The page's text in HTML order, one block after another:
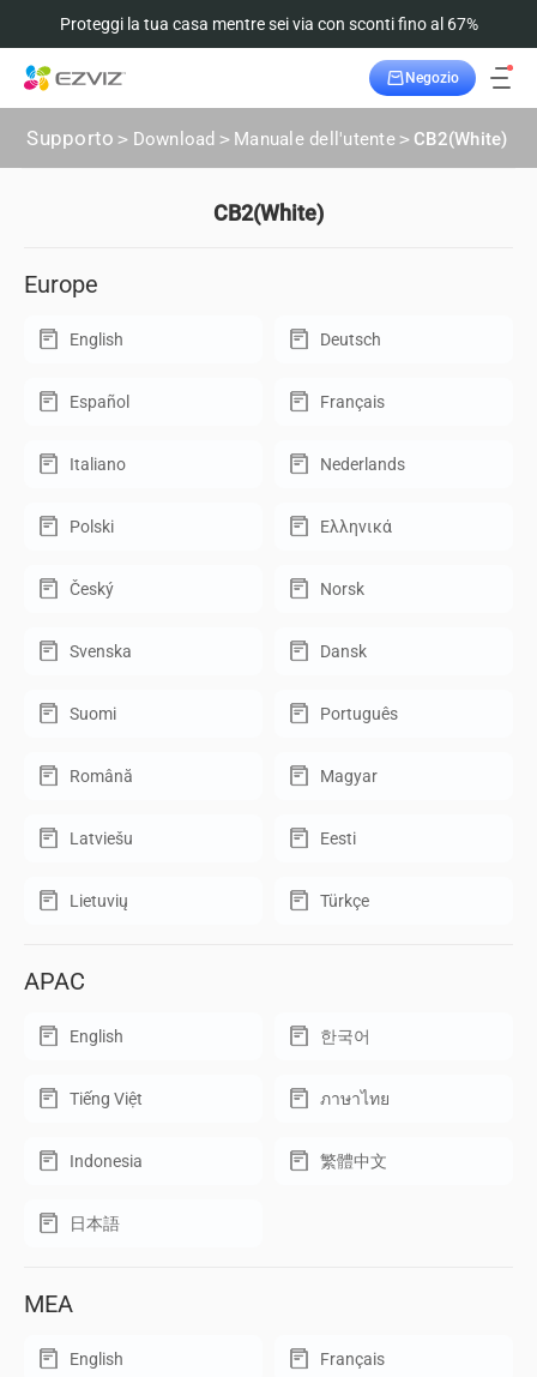
Proteggi la tua casa mentre sei via con sconti fino al 67%
Negozio
Supporto > Download > Manuale dell'utente> CB2(White)
CB2(White)
Europe
English Deutsch
Español Français
Italiano Nederlands
Polski Ελληνικά
Český Norsk
Svenska Dansk
Suomi Português
Română Magyar
Latviešu Eesti
Lietuvių Türkçe
APAC
English 한국어
Tiếng Việt ภาษาไทย
Indonesia 繁體中文
日本語
MEA
English Français